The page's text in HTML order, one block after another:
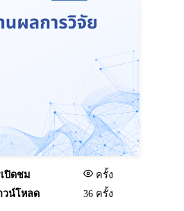
ปิดชม
ครั้ง
วน์โหลด
36 ครั้ง